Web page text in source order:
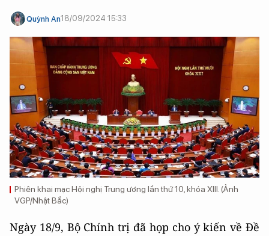
Quỳnh An18/09/2024 15:33
Phiên khai mạc Hội nghị Trung ương lần thứ 10, khóa XIII. (Ảnh
VGP/Nhật Bắc)
Ngày 18/9, Bộ Chính trị đã họp cho ý kiến về Đề